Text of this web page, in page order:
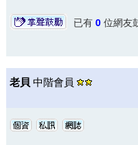
已有 0位網友
老貝 中階會員